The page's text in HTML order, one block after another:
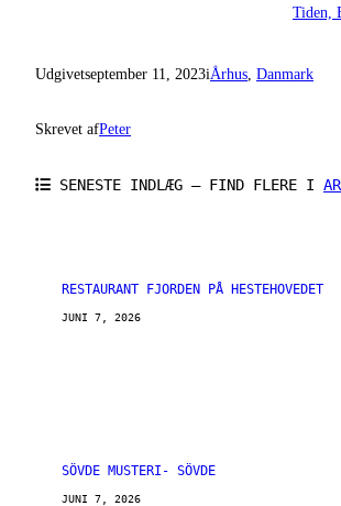
Tiden,
Udgivetseptember 11, 2023iÅrhus Danmark
Skrevet afPeter
SENESTE INDLÆG – FIND FLERE I
RESTAURANT FJORDEN PÅ HESTEHOVEDET
JUNI 7, 2026
SÖVDE MUSTERI- SÖVDE
JUNI 7, 2026